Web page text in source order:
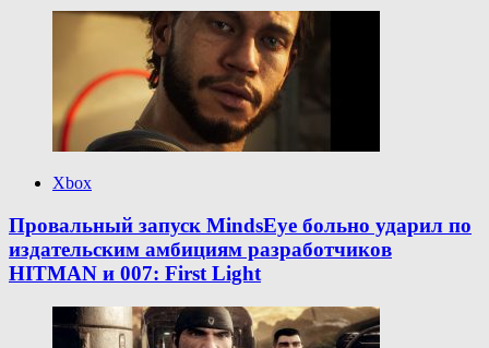
Xbox
Провальный запуск MindsEye больно ударил по
издательским амбициям разработчиков
HITMAN и 007: First Light